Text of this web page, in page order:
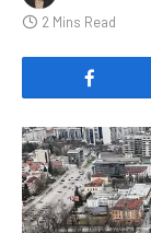
2 Mins Read